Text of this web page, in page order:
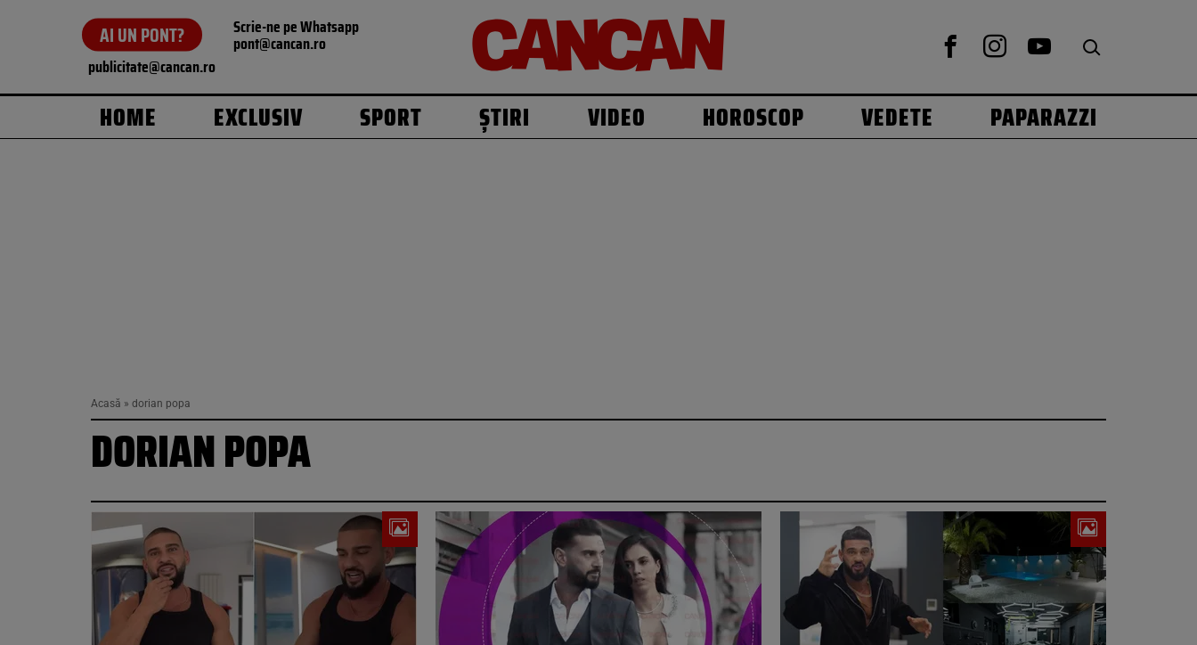
AI UN PONT? Scrie-ne pe Whatsapp
pont@cancan.ro
publicitate@cancan.ro
HOME EXCLUSIV SPORT ȘTIRI VIDEO HOROSCOP VEDETE PAPARAZZI
Acasă » dorian popa
DORIAN POPA